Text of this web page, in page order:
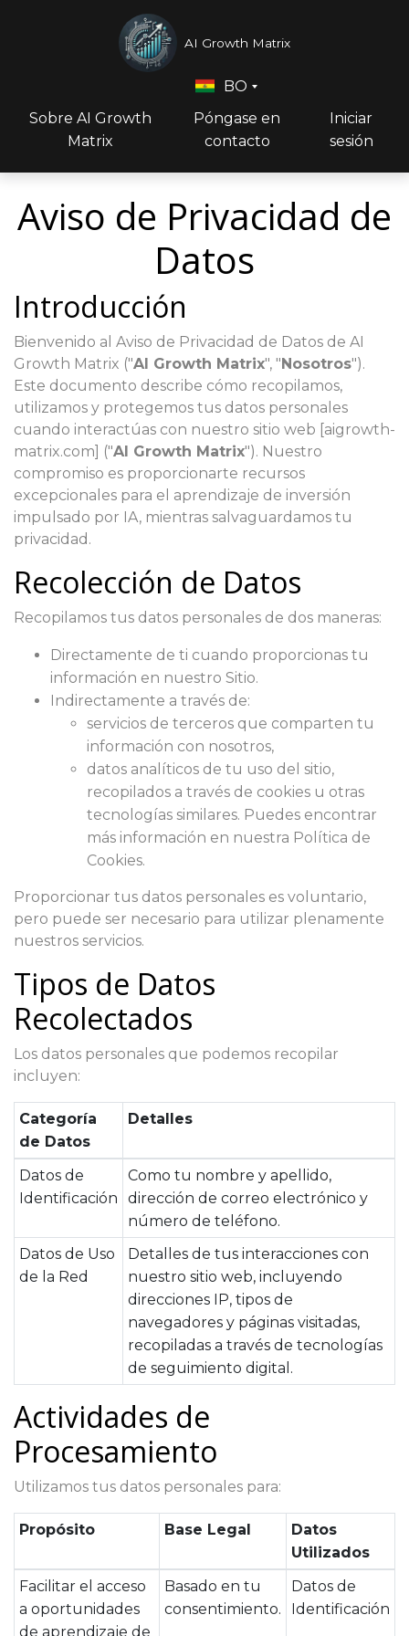
AI Growth Matrix
Sobre AI Growth
Matrix
Póngase en
contacto
Iniciar
sesión
BO
Aviso de Privacidad de
Datos
Introducción
Bienvenido al Aviso de Privacidad de Datos de AI
Growth Matrix ("AI Growth Matrix", "Nosotros").
Este documento describe cómo recopilamos,
utilizamos y protegemos tus datos personales
cuando interactúas con nuestro sitio web [aigrowth-
matrix.com] ("AI Growth Matrix"). Nuestro
compromiso es proporcionarte recursos
excepcionales para el aprendizaje de inversión
impulsado por IA, mientras salvaguardamos tu
privacidad.
Recolección de Datos
Recopilamos tus datos personales de dos maneras:
Directamente de ti cuando proporcionas tu
información en nuestro Sitio.
Indirectamente a través de:
servicios de terceros que comparten tu
información con nosotros,
datos analíticos de tu uso del sitio,
recopilados a través de cookies u otras
tecnologías similares. Puedes encontrar
más información en nuestra Política de
Cookies.
Proporcionar tus datos personales es voluntario,
pero puede ser necesario para utilizar plenamente
nuestros servicios.
Tipos de Datos
Recolectados
Los datos personales que podemos recopilar
incluyen:
Categoría
de Datos
Detalles
Datos de
Identificación
Como tu nombre y apellido,
dirección de correo electrónico y
número de teléfono.
Datos de Uso
de la Red
Detalles de tus interacciones con
nuestro sitio web, incluyendo
direcciones IP, tipos de
navegadores y páginas visitadas,
recopiladas a través de tecnologías
de seguimiento digital.
Actividades de
Procesamiento
Utilizamos tus datos personales para:
Propósito Base Legal
Datos
Utilizados
Facilitar el acceso
a oportunidades
de aprendizaje de
Basado en tu
consentimiento.
Datos de
Identificación